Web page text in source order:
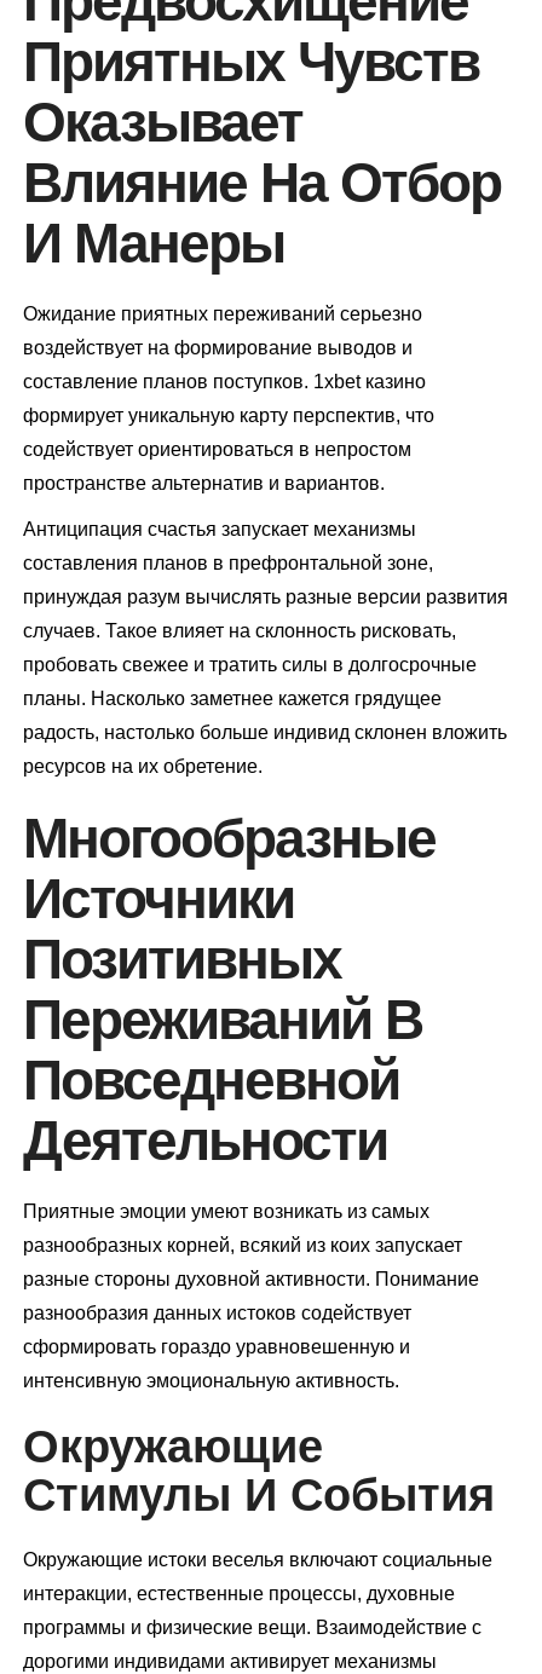
Приятных Чувств
Оказывает
Влияние На Отбор
И Манеры
Ожидание приятных переживаний серьезно
воздействует на формирование выводов и
составление планов поступков. 1xbet казино
формирует уникальную карту перспектив, что
содействует ориентироваться в непростом
пространстве альтернатив и вариантов.
Антиципация счастья запускает механизмы
составления планов в префронтальной зоне,
принуждая разум вычислять разные версии развития
случаев. Такое влияет на склонность рисковать,
пробовать свежее и тратить силы в долгосрочные
планы. Насколько заметнее кажется грядущее
радость, настолько больше индивид склонен вложить
ресурсов на их обретение.
Многообразные
Источники
Позитивных
Переживаний В
Повседневной
Деятельности
Приятные эмоции умеют возникать из самых
разнообразных корней, всякий из коих запускает
разные стороны духовной активности. Понимание
разнообразия данных истоков содействует
сформировать гораздо уравновешенную и
интенсивную эмоциональную активность.
Окружающие
Стимулы И События
Окружающие истоки веселья включают социальные
интеракции, естественные процессы, духовные
программы и физические вещи. Взаимодействие с
дорогими индивидами активирует механизмы